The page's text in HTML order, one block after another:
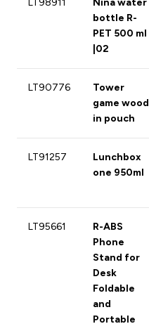
LT98911
Nina water
bottle R-
PET 500 ml
|02
LT90776
Tower
game wood
in pouch
LT91257
Lunchbox
one 950ml
LT95661
R-ABS
Phone
Stand for
Desk
Foldable
and
Portable